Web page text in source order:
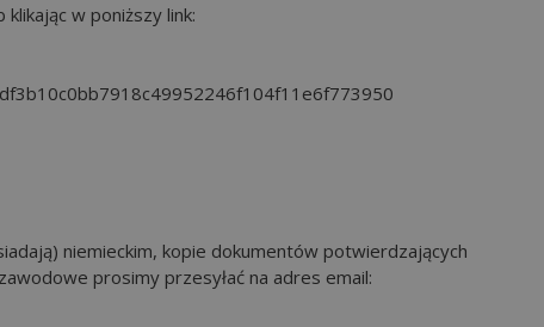
w poniższy link:
niemieckim, kopie dokumentów potwierdzających
prosimy przesyłać na adres email: